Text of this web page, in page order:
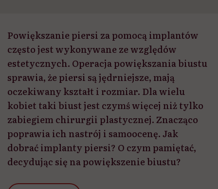
Powiększanie piersi za pomocą implantów
często jest wykonywane ze względów
estetycznych. Operacja powiększania biustu
sprawia, że piersi są jędrniejsze, mają
oczekiwany kształt i rozmiar. Dla wielu
kobiet taki biust jest czymś więcej niż tylko
zabiegiem chirurgii plastycznej. Znacząco
poprawia ich nastrój i samoocenę. Jak
dobrać implanty piersi? O czym pamiętać,
decydując się na powiększenie biustu?